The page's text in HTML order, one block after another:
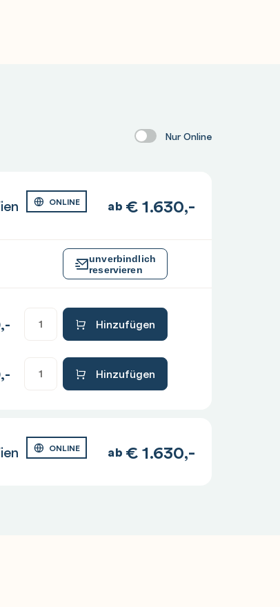
Nur Online
ONLINE ab €1.630,-
unverbindlich
reservieren
Hinzufügen
Hinzufügen
ONLINE ab €1.630,-